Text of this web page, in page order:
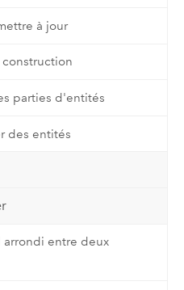
à jour
parties d'entités
des entités
arrondi entre deux